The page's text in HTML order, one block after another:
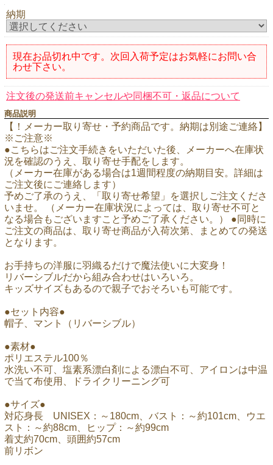
納期
現在お品切れ中です。次回入荷予定はお気軽にお問い合
わせ下さい。
注文後の発送前キャンセルや同梱不可・返品について
商品説明
【！メーカー取り寄せ・予約商品です。納期は別途ご連絡】
※ご注意※
●こちらはご注文手続きをいただいた後、メーカーへ在庫状
況を確認のうえ、取り寄せ手配をします。
（メーカー在庫がある場合は1週間程度の納期目安。詳細は
ご注文後にご連絡します）
予めご了承のうえ、「取り寄せ希望」を選択しご注文くださ
いませ。 （メーカー在庫状況によっては、取り寄せ不可と
なる場合もございますこと予めご了承ください。） ●同時に
ご注文の商品は、取り寄せ商品が入荷次第、まとめての発送
となります。
お手持ちの洋服に羽織るだけで魔法使いに大変身！
リバーシブルだから組み合わせはいろいろ。
キッズサイズもあるので親子でおそろいも可能です。
●セット内容●
帽子、マント（リバーシブル）
●素材●
ポリエステル100％
水洗い不可、塩素系漂白剤による漂白不可、アイロンは中温
で当て布使用、ドライクリーニング可
●サイズ●
対応身長 UNISEX：～180cm、バスト：～約101cm、ウエ
スト：～約88cm、ヒップ：～約99cm
着丈約70cm、頭囲約57cm
前リボン
0120-221-040
電話受付時間：月～金10:00~16:00 ※祝日除く